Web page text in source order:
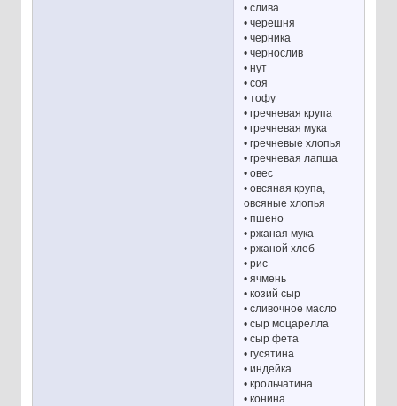
• слива
• черешня
• черника
• чернослив
• нут
• соя
• тофу
• гречневая крупа
• гречневая мука
• гречневые хлопья
• гречневая лапша
• овес
• овсяная крупа,
овсяные хлопья
• пшено
• ржаная мука
• ржаной хлеб
• рис
• ячмень
• козий сыр
• сливочное масло
• сыр моцарелла
• сыр фета
• гусятина
• индейка
• крольчатина
• конина